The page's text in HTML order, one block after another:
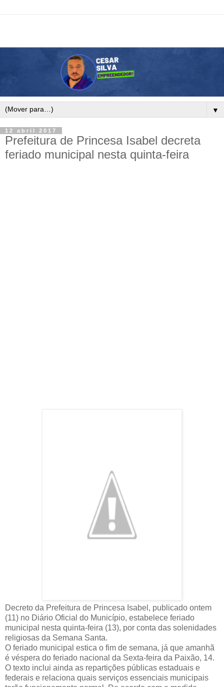
▼
12 abril 2017
Prefeitura de Princesa Isabel decreta
feriado municipal nesta quinta-feira
Decreto da Prefeitura de Princesa Isabel, publicado ontem
(11) no Diário Oficial do Município, estabelece feriado
municipal nesta quinta-feira (13), por conta das solenidades
religiosas da Semana Santa.
O feriado municipal estica o fim de semana, já que amanhã
é véspera do feriado nacional da Sexta-feira da Paixão, 14.
O texto inclui ainda as repartições públicas estaduais e
federais e relaciona quais serviços essenciais municipais